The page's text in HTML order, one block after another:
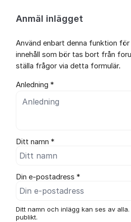
Anmäl inlägget
Använd enbart denna funktion
innehåll som bör tas bort från
ställa frågor via detta formulär.
Anledning *
Ditt namn *
Din e-postadress *
Ditt namn och inlägg kan ses av
publikt.